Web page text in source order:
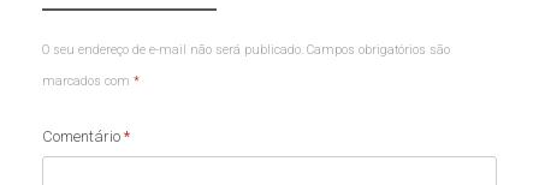
O seu endereço de e-mail não será publicado. Campos obrigatórios são
marcados com *
Comentário *